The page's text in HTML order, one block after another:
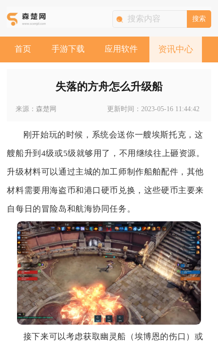
搜索
首页 手游下载 应用软件 资讯中心
失落的方舟怎么升级船
来源：森楚网 更新时间：2023-05-16 11:44:42
刚开始玩的时候，系统会送你一艘埃斯托克，这
艘船升到4级或5级就够用了，不用继续往上砸资源。
升级材料可以通过主城的加工师制作船舶配件，其他
材料需要用海盗币和港口硬币兑换，这些硬币主要来
自每日的冒险岛和航海协同任务。
接下来可以考虑获取幽灵船（埃博恩的伤口）或